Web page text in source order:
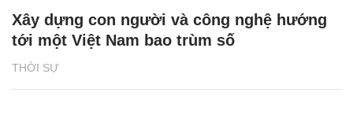
THỜI SỰ
Xây dựng con người và công nghệ hướng
tới một Việt Nam bao trùm số